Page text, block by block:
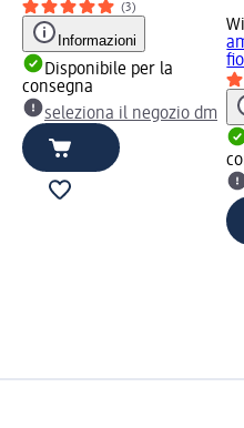
(3)
Informazioni
Disponibile per la
consegna
seleziona il negozio dm